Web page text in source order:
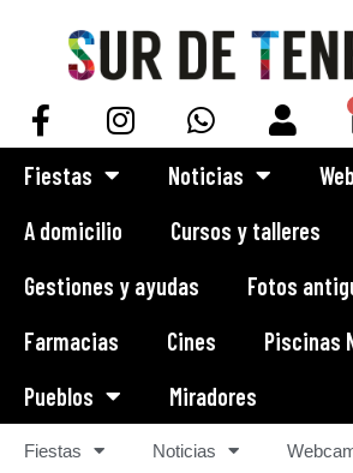
contenido
Fiestas Noticias
A domicilio
Cursos y talleres
Gestiones y ayudas
Fotos
Farmacias
Cines
Piscinas
Pueblos
Miradores
Fiestas Noticias